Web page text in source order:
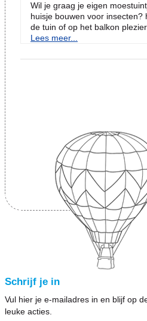
Wil je graag je eigen
huisje bouwen voor insecten?
de tuin of op het balkon
Lees meer...
Schrijf je in
Vul hier je e-mailadres in en blijf op
leuke acties.